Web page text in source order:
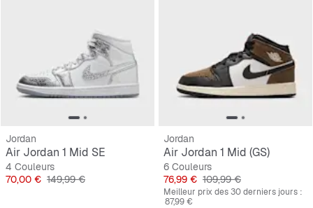
Jordan
Air Jordan 1 Mid SE
4 Couleurs
Prix
70,00 € Prix original
149,99 €
Jordan
Air Jordan 1 Mid (GS)
6 Couleurs
Prix
76,99 € Prix original
109,99 €
Meilleur prix des 30 derniers jours :
87,99 €